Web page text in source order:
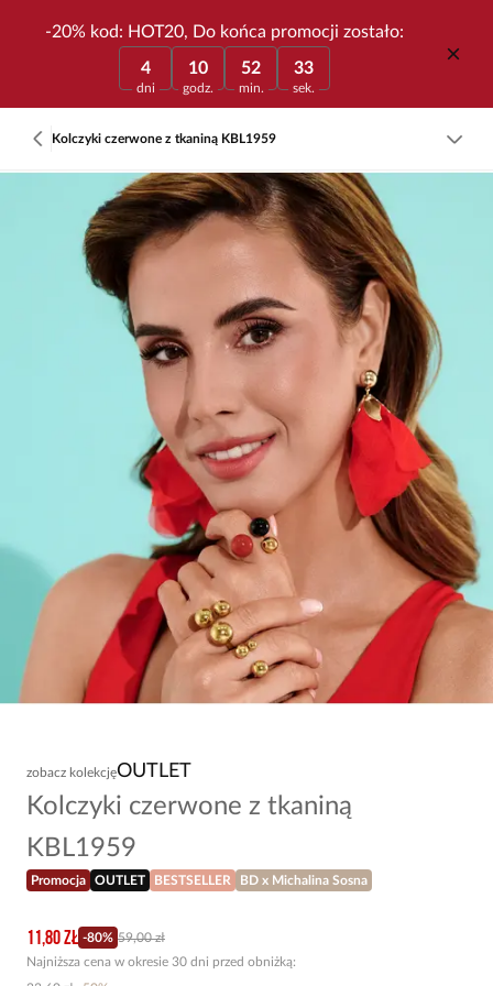
-20% kod: HOT20, Do końca promocji zostało:
4
dni
10
godz.
52
min.
33
sek.
Kolczyki czerwone z tkaniną KBL1959
zobacz kolekcjęOUTLET
Kolczyki czerwone z tkaniną
KBL1959
Promocja OUTLET BESTSELLER BD x Michalina Sosna
11,80 zł -80% 59,00 zł
Najniższa cena w okresie 30 dni przed obniżką: